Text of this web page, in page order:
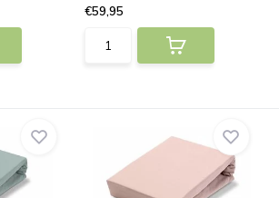
€59,95